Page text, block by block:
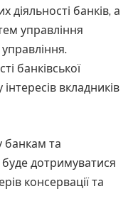
діяльності банків, а
управління
банківської
вкладників
банкам та
буде дотримуватися
консервації та